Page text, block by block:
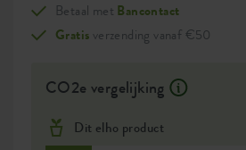
Betaal met Bancontact
Gratis verzending vanaf €50
CO2e vergelijking
Dit elho product